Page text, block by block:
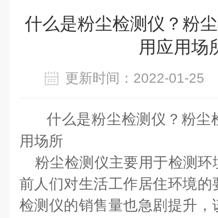
什么是粉尘检测仪？粉
用应用场
更新时间：2022-01-
什么是粉尘检测仪？粉尘
用场所
粉尘检测仪主要用于检测
前人们对生活工作居住环境
检测仪的销售量也急剧提升